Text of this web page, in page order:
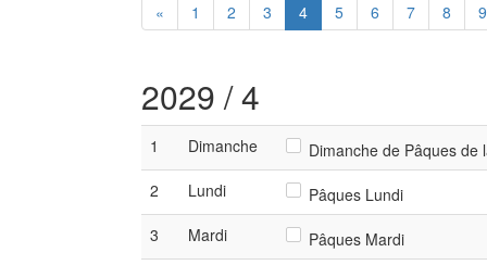
« 1 2 3 4 5 6 7 8 9
2029 / 4
1 Dimanche
Dimanche de Pâques de
2
Lundi
Pâques Lundi
3
Mardi
Pâques Mardi